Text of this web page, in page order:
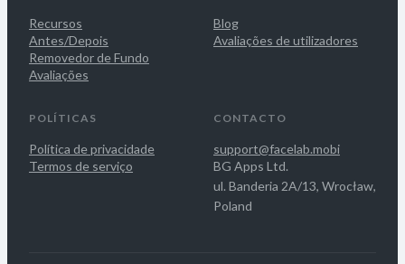
Recursos
Antes/Depois
Removedor de Fundo
Avaliações
Blog
Avaliações de utilizadores
POLÍTICAS
Política de privacidade
Termos de serviço
CONTACTO
support@facelab.mobi
BG Apps Ltd.
ul. Banderia 2A/13, Wrocław,
Poland